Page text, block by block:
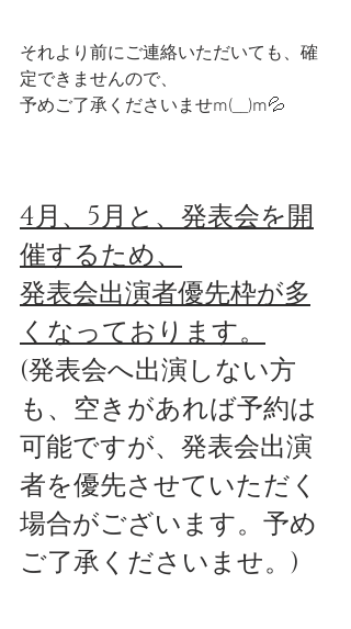
それより前にご連絡いただいても、確
定できませんので、
予めご了承くださいませm(__)m💦
4月、5月と、発表会を開
催するため、
発表会出演者優先枠が多
くなっております。
(発表会へ出演しない方
も、空きがあれば予約は
可能ですが、発表会出演
者を優先させていただく
場合がございます。予め
ご了承くださいませ。)